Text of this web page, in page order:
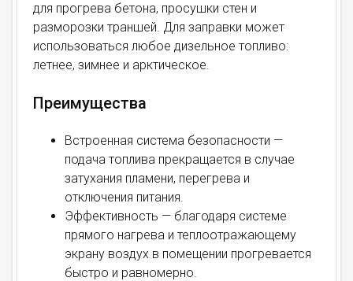
для прогрева бетона, просушки стен и
разморозки траншей. Для заправки может
использоваться любое дизельное топливо:
летнее, зимнее и арктическое.
Преимущества
Встроенная система безопасности —
подача топлива прекращается в случае
затухания пламени, перегрева и
отключения питания.
Эффективность — благодаря системе
прямого нагрева и теплоотражающему
экрану воздух в помещении прогревается
быстро и равномерно.